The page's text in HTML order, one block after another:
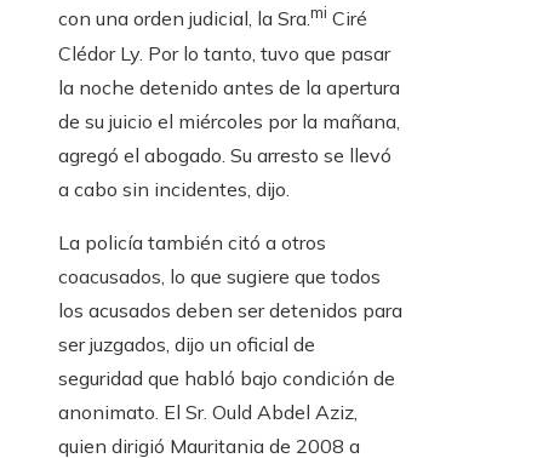
con una orden judicial, la Sra.mi Ciré
Clédor Ly. Por lo tanto, tuvo que pasar
la noche detenido antes de la apertura
de su juicio el miércoles por la mañana,
agregó el abogado. Su arresto se llevó
a cabo sin incidentes, dijo.
La policía también citó a otros
coacusados, lo que sugiere que todos
los acusados ​​deben ser detenidos para
ser juzgados, dijo un oficial de
seguridad que habló bajo condición de
anonimato. El Sr. Ould Abdel Aziz,
quien dirigió Mauritania de 2008 a